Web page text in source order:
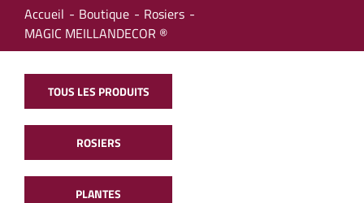
Accueil Boutique
Rosiers
MAGIC MEILLANDECOR ®
TOUS LES PRODUITS
ROSIERS
PLANTES